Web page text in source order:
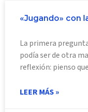
«Jugando» con
La primera
podía ser de otra
reflexión: pienso
LEER MÁS »